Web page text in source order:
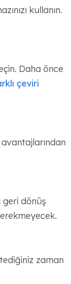
kullanın.
Daha önce
çeviri
geri dönüş
zaman